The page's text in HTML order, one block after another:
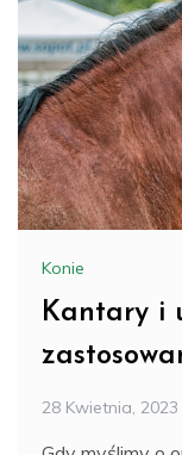
Konie
Kantary i
28 Kwietnia, 2023